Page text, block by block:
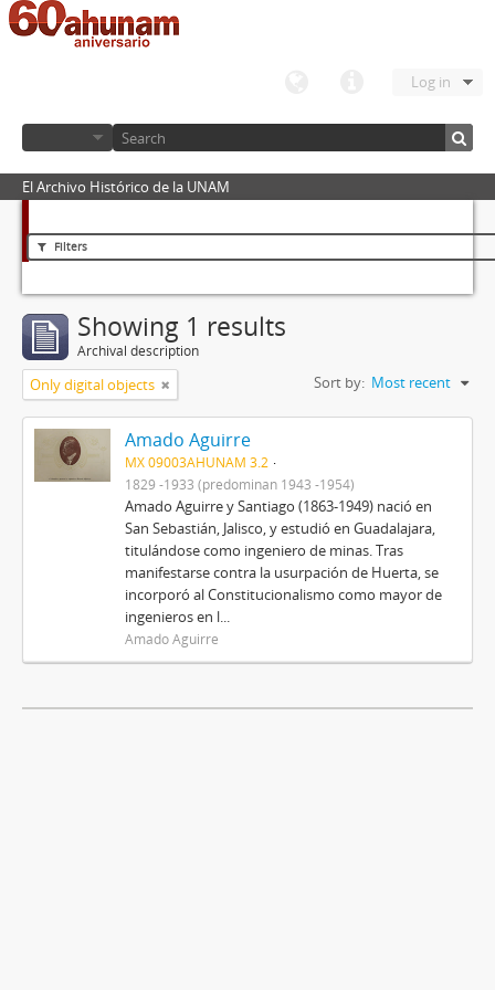
Log in
El Archivo Histórico de la UNAM
Filters
Showing 1 results
Archival description
Only digital objects Sort by: Most recent
Amado Aguirre
MX 09003AHUNAM 3.2
1829 -1933 (predominan 1943 -1954)
Amado Aguirre y Santiago (1863-1949) nació en
San Sebastián, Jalisco, y estudió en Guadalajara,
titulándose como ingeniero de minas. Tras
manifestarse contra la usurpación de Huerta, se
incorporó al Constitucionalismo como mayor de
ingenieros en l...
Amado Aguirre